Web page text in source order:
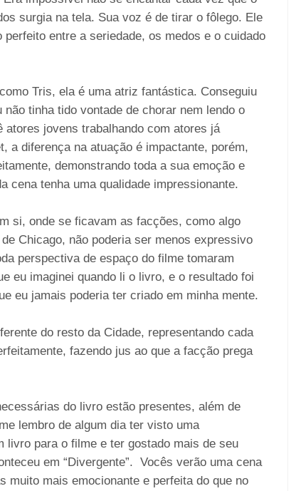
surgia na tela. Sua voz é de tirar o fôlego. Ele
entre a seriedade, os medos e o cuidado
Tris, ela é uma atriz fantástica. Conseguiu
tinha tido vontade de chorar nem lendo o
jovens trabalhando com atores já
a diferença na atuação é impactante, porém,
demonstrando toda a sua emoção e
cena tenha uma qualidade impressionante.
si, onde se ficavam as facções, como algo
Chicago, não poderia ser menos expressivo
perspectiva de espaço do filme tomaram
eu imaginei quando li o livro, e o resultado foi
eu jamais poderia ter criado em minha mente.
do resto da Cidade, representando cada
fazendo jus ao que a facção prega
do livro estão presentes, além de
lembro de algum dia ter visto uma
livro para o filme e ter gostado mais de seu
em “Divergente”. Vocês verão uma cena
muito mais emocionante e perfeita do que no